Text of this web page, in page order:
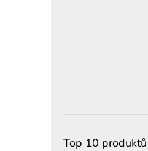
Top 10 produktů